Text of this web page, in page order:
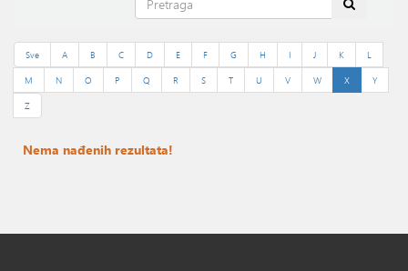
Sve A B C D E F G H I J K
L
M
N O P Q R S T U V W X
Y
Z
Nema nađenih rezultata!